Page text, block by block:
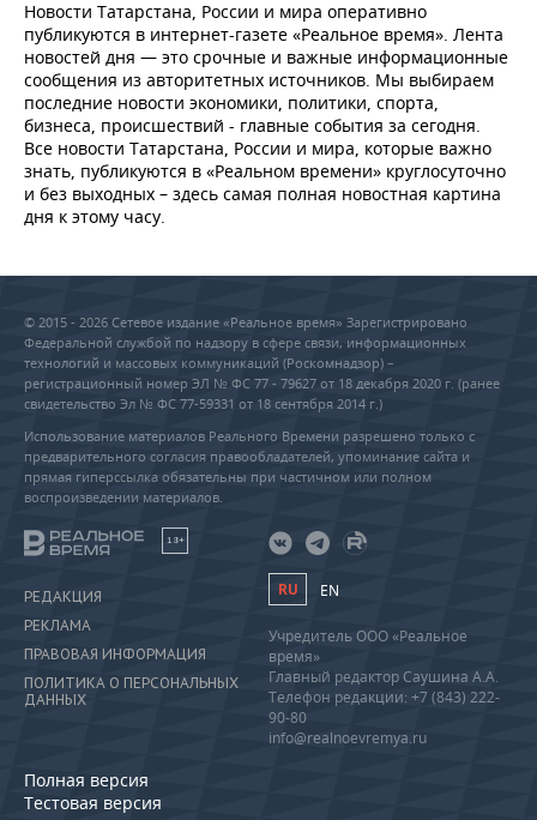
Новости Татарстана, России и мира оперативно
публикуются в интернет-газете «Реальное время». Лента
новостей дня — это срочные и важные информационные
сообщения из авторитетных источников. Мы выбираем
последние новости экономики, политики, спорта,
бизнеса, происшествий - главные события за сегодня.
Все новости Татарстана, России и мира, которые важно
знать, публикуются в «Реальном времени» круглосуточно
и без выходных – здесь самая полная новостная картина
дня к этому часу.
© 2015 - 2026 Сетевое издание «Реальное время» Зарегистрировано
Федеральной службой по надзору в сфере связи, информационных
технологий и массовых коммуникаций (Роскомнадзор) –
регистрационный номер ЭЛ № ФС 77 - 79627 от 18 декабря 2020 г. (ранее
свидетельство Эл № ФС 77-59331 от 18 сентября 2014 г.)
Использование материалов Реального Времени разрешено только с
предварительного согласия правообладателей, упоминание сайта и
прямая гиперссылка обязательны при частичном или полном
воспроизведении материалов.
18+
РЕДАКЦИЯ
РЕКЛАМА
ПРАВОВАЯ ИНФОРМАЦИЯ
ПОЛИТИКА О ПЕРСОНАЛЬНЫХ
ДАННЫХ
Полная версия
Тестовая версия
RU EN
Учредитель ООО «Реальное
время»
Главный редактор Саушина А.А.
Телефон редакции: +7 (843) 222-
90-80
info@realnoevremya.ru